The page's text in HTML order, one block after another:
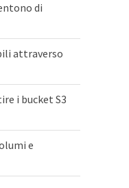
di
attraverso
i bucket S3
e